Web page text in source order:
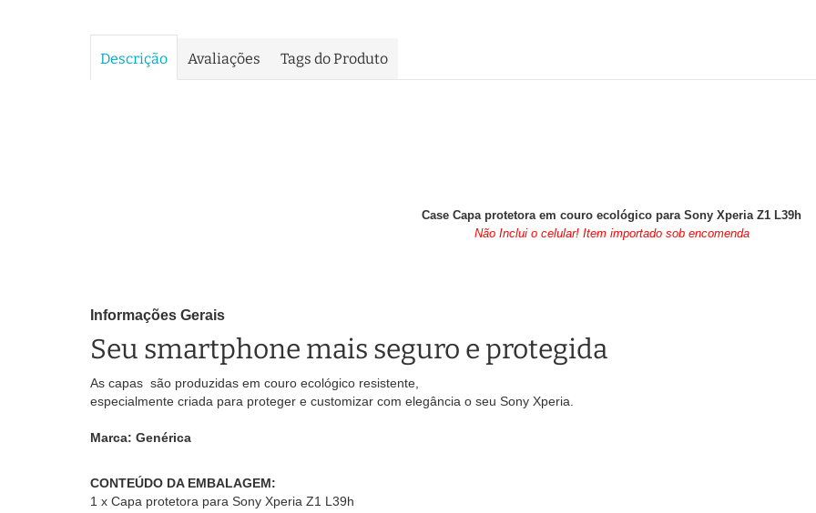
Descrição Avaliações Tags do Produto
Case Capa protetora em couro ecológico para Sony Xperia Z1 L39h
Não Inclui o celular! Item importado sob encomenda
Informações Gerais
Seu smartphone mais seguro e protegida
As capas são produzidas em couro ecológico resistente,
especialmente criada para proteger e customizar com elegância o seu Sony Xperia.
Marca: Genérica
CONTEÚDO DA EMBALAGEM:
1 x Capa protetora para Sony Xperia Z1 L39h